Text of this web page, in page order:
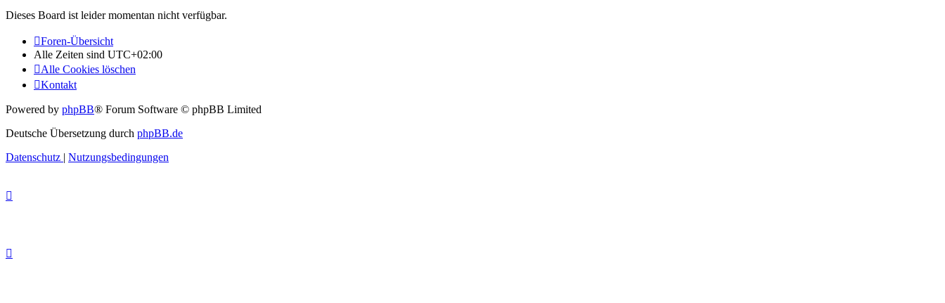
Dieses Board ist leider momentan nicht verfügbar.
Foren-Übersicht
Alle Zeiten sind UTC+02:00
Alle Cookies löschen
Kontakt
Powered by phpBB® Forum Software © phpBB Limited
Deutsche Übersetzung durch phpBB.de
Datenschutz | Nutzungsbedingungen